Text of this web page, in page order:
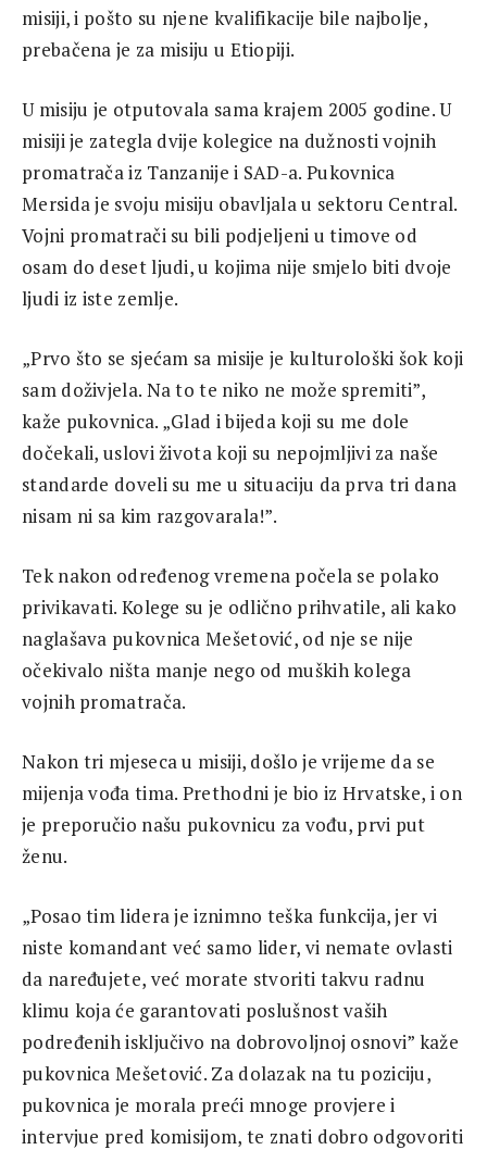
misiji, i pošto su njene kvalifikacije bile najbolje,
prebačena je za misiju u Etiopiji.
U misiju je otputovala sama krajem 2005 godine. U
misiji je zategla dvije kolegice na dužnosti vojnih
promatrača iz Tanzanije i SAD-a. Pukovnica
Mersida je svoju misiju obavljala u sektoru Central.
Vojni promatrači su bili podjeljeni u timove od
osam do deset ljudi, u kojima nije smjelo biti dvoje
ljudi iz iste zemlje.
„Prvo što se sjećam sa misije je kulturološki šok koji
sam doživjela. Na to te niko ne može spremiti”,
kaže pukovnica. „Glad i bijeda koji su me dole
dočekali, uslovi života koji su nepojmljivi za naše
standarde doveli su me u situaciju da prva tri dana
nisam ni sa kim razgovarala!”.
Tek nakon određenog vremena počela se polako
privikavati. Kolege su je odlično prihvatile, ali kako
naglašava pukovnica Mešetović, od nje se nije
očekivalo ništa manje nego od muških kolega
vojnih promatrača.
Nakon tri mjeseca u misiji, došlo je vrijeme da se
mijenja vođa tima. Prethodni je bio iz Hrvatske, i on
je preporučio našu pukovnicu za vođu, prvi put
ženu.
„Posao tim lidera je iznimno teška funkcija, jer vi
niste komandant već samo lider, vi nemate ovlasti
da naređujete, već morate stvoriti takvu radnu
klimu koja će garantovati poslušnost vaših
podređenih isključivo na dobrovoljnoj osnovi” kaže
pukovnica Mešetović. Za dolazak na tu poziciju,
pukovnica je morala preći mnoge provjere i
intervjue pred komisijom, te znati dobro odgovoriti